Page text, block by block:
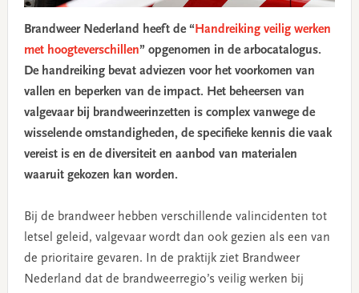
Brandweer Nederland heeft de “ Handreiking veilig werken
met hoogteverschillen” opgenomen in de arbocatalogus.
De handreiking bevat adviezen voor het voorkomen van
vallen en beperken van de impact. Het beheersen van
valgevaar bij brandweerinzetten is complex vanwege de
wisselende omstandigheden, de specifieke kennis die vaak
vereist is en de diversiteit en aanbod van materialen
waaruit gekozen kan worden.
Bij de brandweer hebben verschillende valincidenten tot
letsel geleid, valgevaar wordt dan ook gezien als een van
de prioritaire gevaren. In de praktijk ziet Brandweer
Nederland dat de brandweerregio’s veilig werken bij